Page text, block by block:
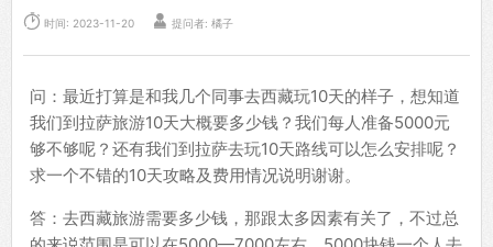
 时间: 2023-11-20  提问者: 橘子
问：最近打算是和我几个同事去西藏玩10天的样子，想知道
我们到拉萨旅游10天大概要多少钱？我们每人准备5000元
够不够呢？还有我们到拉萨去玩10天路线可以怎么安排呢？
求一个不错的10天攻略及费用情况说明谢谢。
答：去西藏旅游需要多少钱，那跟太多因素有关了，不过总